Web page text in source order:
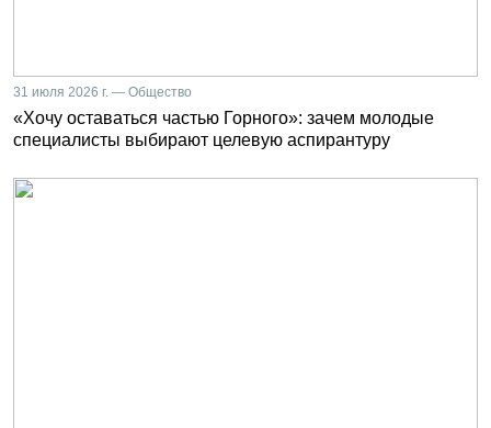
31 июля 2026 г. — Общество
«Хочу оставаться частью Горного»: зачем молодые
специалисты выбирают целевую аспирантуру